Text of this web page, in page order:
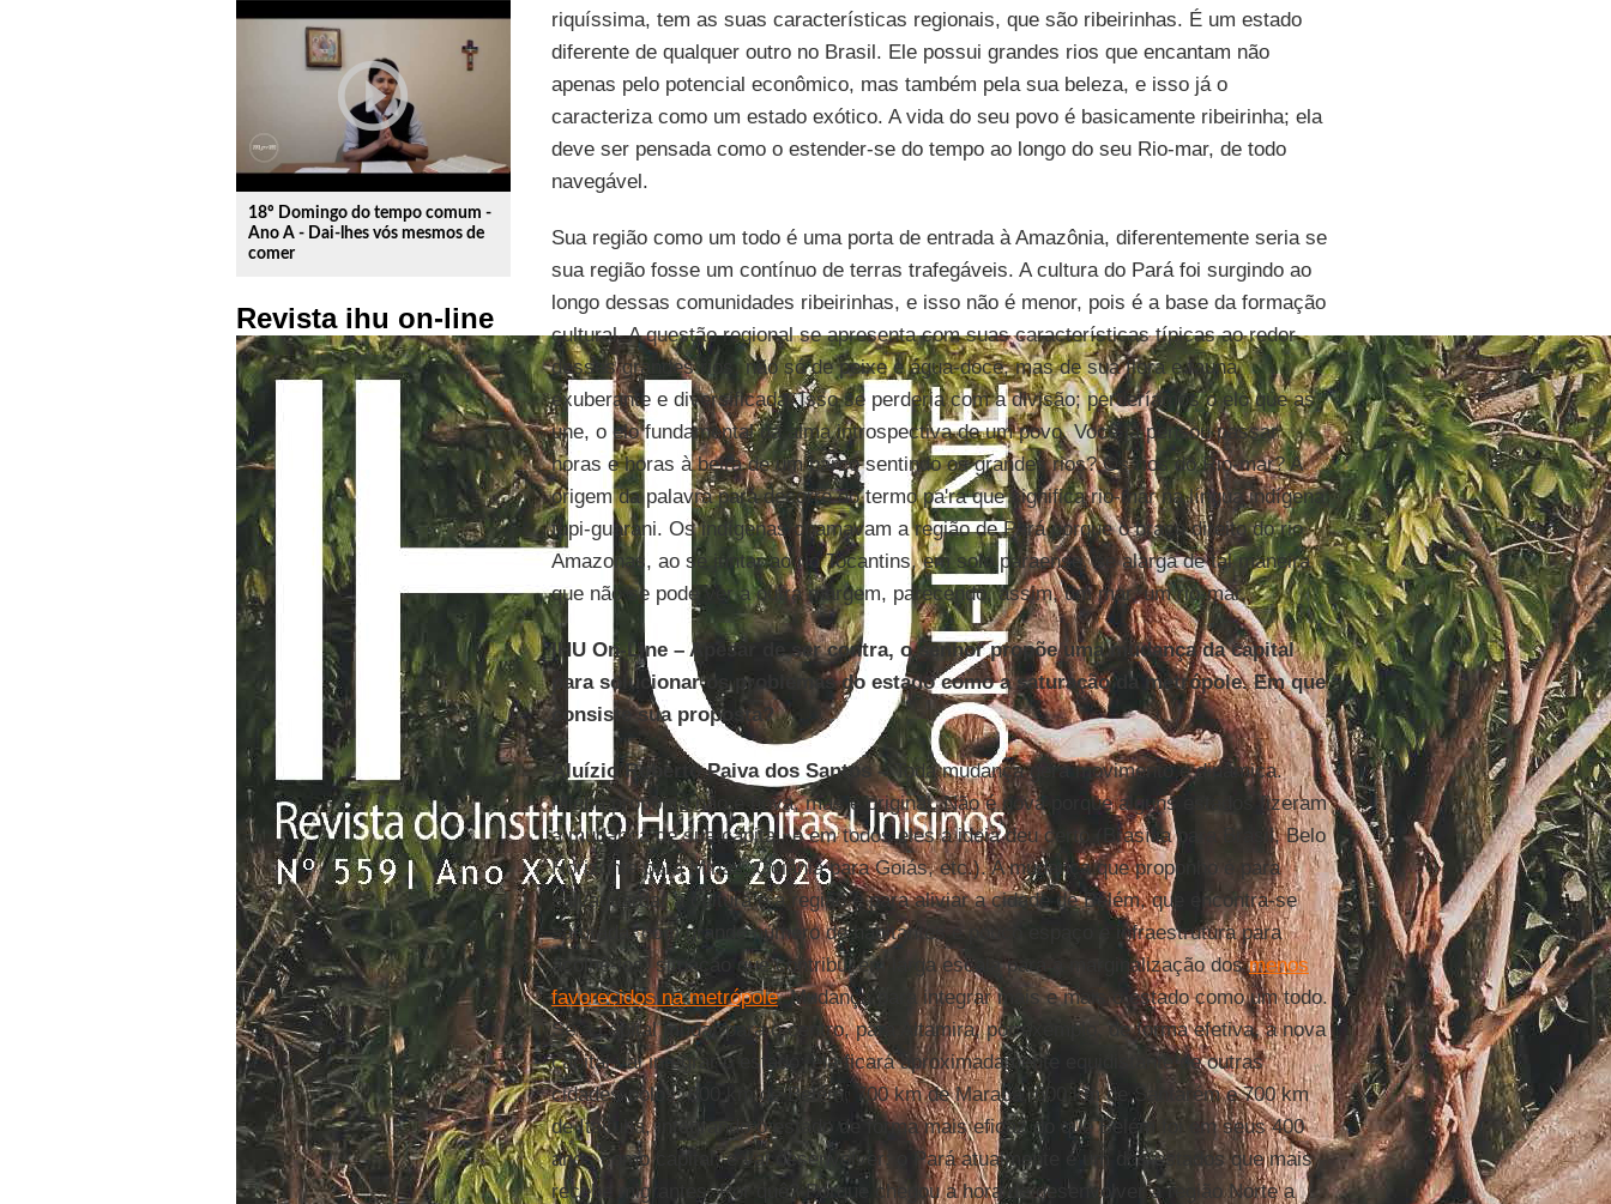
play_circle_outline
18º Domingo do tempo comum -
Ano A - Dai-lhes vós mesmos de
comer
Revista ihu on-line
riquíssima, tem as suas características regionais, que são ribeirinhas. É um estado
diferente de qualquer outro no Brasil. Ele possui grandes rios que encantam não
apenas pelo potencial econômico, mas também pela sua beleza, e isso já o
caracteriza como um estado exótico. A vida do seu povo é basicamente ribeirinha; ela
deve ser pensada como o estender-se do tempo ao longo do seu Rio-mar, de todo
navegável.
Sua região como um todo é uma porta de entrada à Amazônia, diferentemente seria se
sua região fosse um contínuo de terras trafegáveis. A cultura do Pará foi surgindo ao
longo dessas comunidades ribeirinhas, e isso não é menor, pois é a base da formação
cultural. A questão regional se apresenta com suas características típicas ao redor
desses grandes rios, não só de peixe e água-doce, mas de sua flora e fauna
exuberante e diversificada. Isso se perderia com a divisão; perderíamos o elo que as
une, o elo fundamental da alma introspectiva de um povo. Você já pensou passar
horas e horas à beira de um barco sentindo os grandes rios? Os rios do Rio-mar? A
origem da palavra pará decorre do termo pa'ra que significa rio-mar na língua indígena
tupi-guarani. Os indígenas chamavam a região de Pará porque o braço direito do rio
Amazonas, ao se juntar ao rio Tocantins, em solo paraense, se alarga de tal maneira
que não se pode ver a outra margem, parecendo, assim, um mar, um rio-mar.
IHU On-Line – Apesar de ser contra, o senhor propõe uma mudança da capital
para solucionar os problemas do estado como a saturação da metrópole. Em que
consiste sua proposta?
Aluízio Roberto Paiva dos Santos –Toda mudança gera movimento e dinâmica.
Minha proposta não é nova, mas é original. Não é nova porque alguns estados fizeram
a mudança de sua capital, e em todos eles a ideia deu certo (Brasília para Brasil, Belo
Horizonte para Minas, Goiânia para Goiás, etc.). A mudança que proponho é para
salvaguardar a cultura e a região e para aliviar a cidade de Belém, que encontra-se
saturada, com grande número de habitantes e pouco espaço e infraestrutura para
acolhê-los, situação que contribui em larga escala para a marginalização dosmenos
favorecidos na metrópole. Mudança para integrar mais e mais o estado como um todo.
Se a capital mudar para o centro, para Altamira, por exemplo, de forma efetiva, a nova
capital vai integrar o estado; ela ficará aproximadamente equidistante de outras
cidades-polos: 800 km de Belém, 700 km de Marabá, 600 km de Santarém e 700 km
de Itaituba, integrando o estado de forma mais eficaz do que Belém foi em seus 400
anos como capital; e vai desenvolver: o Pará atualmente é um dos estados que mais
recebe migrantes. Por quê? Porque chegou a hora de desenvolver a região Norte a